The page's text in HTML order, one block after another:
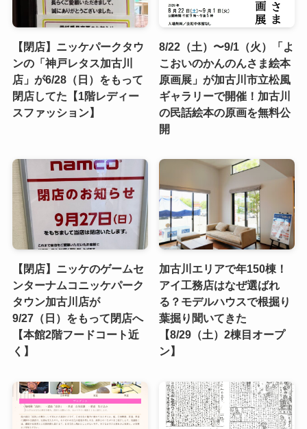
【閉店】ニッケパークタウ
ンの「神戸レタス加古川
店」が6/28（日）をもって
閉店してた【1階レディー
スファッション】
8/22（土）〜9/1（火）「よ
こおいのかんのんさま絵本
原画展」が加古川市立松風
ギャラリーで開催！加古川
の民話絵本の原画を無料公
開
【閉店】ニッケのゲームセ
ンターナムコニッケパーク
タウン加古川店が
9/27（日）をもって閉店へ
【本館2階フードコート近
く】
加古川エリアで年150棟！
アイ工務店はなぜ選ばれ
る？モデルハウスで根掘り
葉掘り聞いてきた
【8/29（土）2棟目オープ
ン】